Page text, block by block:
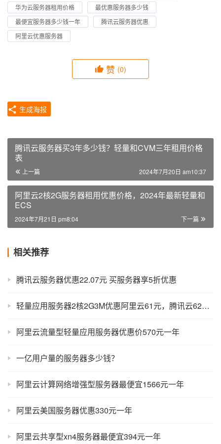
华为云服务器租用价格
最优惠服务器多少钱
最便宜服务器多少钱一年
腾讯云服务器优惠
阿里云优惠服务器
赞 (0)
生成海报
腾讯云服务器买3年多少钱？轻量和CVM三年租用价格
表
上一篇 2024年7月20日 am10:37
阿里云2核2G服务器租用优惠价格，2024年最新轻量和
ECS
下一篇
2024年7月21日 pm8:04
相关推荐
腾讯云服务器优惠22.07元 买服务器享5折优惠
轻量应用服务器2核2G3M优惠阿里云61元，腾讯云62元一年
阿里云流量型轻量应用服务器优惠价570元一年
一亿用户量的服务器多少钱？
阿里云计算网络增强型服务器最便宜1566元一年
阿里云美国服务器优惠330元一年
阿里云共享型xn4服务器最便宜394元一年